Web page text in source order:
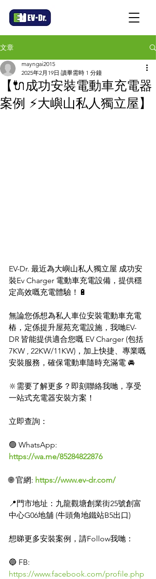
文章
【🔌成功安裝電動車充電器
案例 ⚡大嶼山私人獨立屋】
mayngai2015
2025年2月19日 讀畢需時 1 分鐘
EV-Dr. 最近為大嶼山私人獨立屋 成功安
裝Ev Charger 電動車充電設備，提供穩
定高效嘅充電體驗！🔋
無論您係想為私人車位安裝電動車充電
樁，定係提升屋苑充電設施，我哋EV-
DR 皆能提供適合您嘅 EV Charger (包括
7KW , 22KW/11KW)，加上快捷、專業嘅
安裝服務，確保電動車隨時充滿電 🚘
🔆需要了解更多？即刻聯絡我哋，享受
一站式充電器安裝方案！
立即查詢：
🟢 WhatsApp:
https://wa.me/85284822876
🌐 官網: https://www.ev-dr.com/
📍門市地址：九龍觀塘創業街25號創富
中心G06地舖 (牛頭角地鐵站B5出口)
想睇更多安裝案例，請Follow我哋：
🔵 FB:
https://www.facebook.com/profile.php